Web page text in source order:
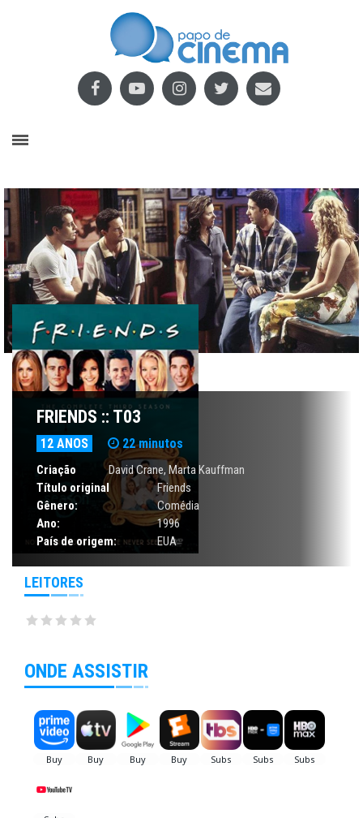
FRIENDS :: T03
12 ANOS 22 minutos
Criação
David Crane, Marta Kauffman
Título original
Friends
Gênero:
Comédia
Ano:
1996
País de origem:
EUA
LEITORES
ONDE ASSISTIR